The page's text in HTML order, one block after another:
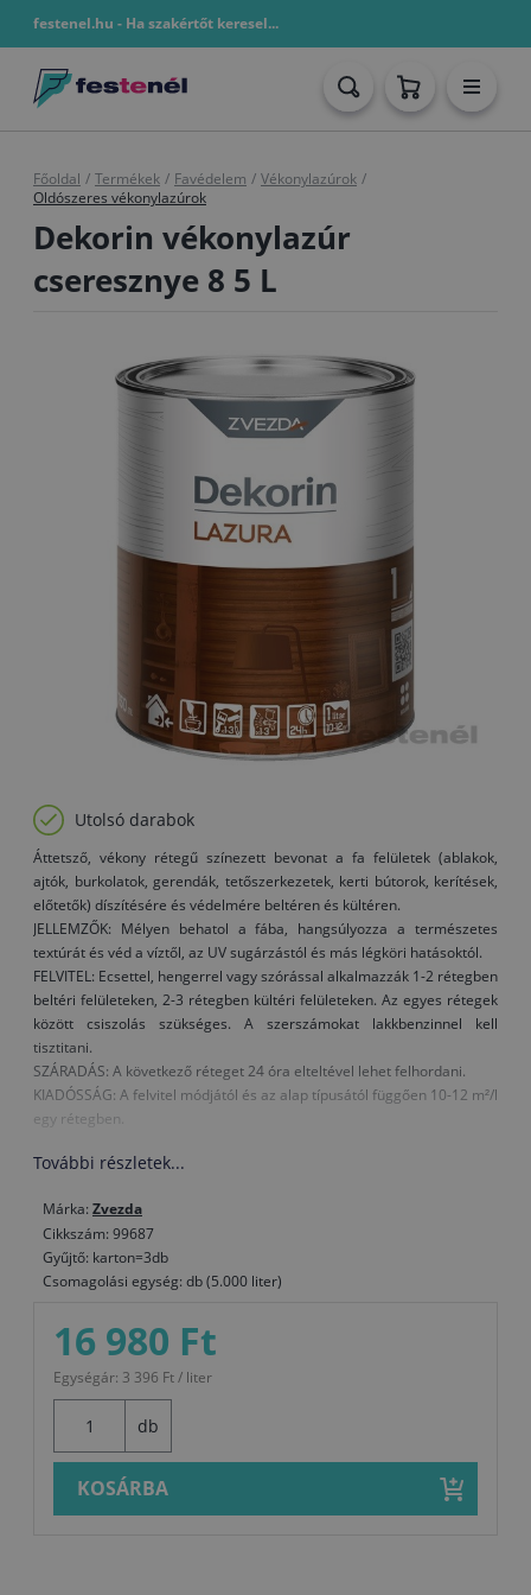
festenel.hu - Ha szakértőt keresel...
Főoldal / Termékek / Favédelem / Vékonylazúrok /
Oldószeres vékonylazúrok
Dekorin vékonylazúr
cseresznye 8 5 L
Utolsó darabok
Áttetsző, vékony rétegű színezett bevonat a fa felületek (ablakok,
ajtók, burkolatok, gerendák, tetőszerkezetek, kerti bútorok, kerítések,
előtetők) díszítésére és védelmére beltéren és kültéren.
JELLEMZŐK: Mélyen behatol a fába, hangsúlyozza a természetes
textúrát és véd a víztől, az UV sugárzástól és más légköri hatásoktól.
FELVITEL: Ecsettel, hengerrel vagy szórással alkalmazzák 1-2 rétegben
beltéri felületeken, 2-3 rétegben kültéri felületeken. Az egyes rétegek
között csiszolás szükséges. A szerszámokat lakkbenzinnel kell
tisztitani.
SZÁRADÁS: A következő réteget 24 óra elteltével lehet felhordani.
KIADÓSSÁG: A felvitel módjától és az alap típusától függően 10-12 m²/l
egy rétegben.
További részletek...
Márka: Zvezda
Cikkszám: 99687
Gyűjtő: karton=3db
Csomagolási egység: db (5.000 liter)
16 980 Ft
Egységár: 3 396 Ft / liter
db
KOSÁRBA